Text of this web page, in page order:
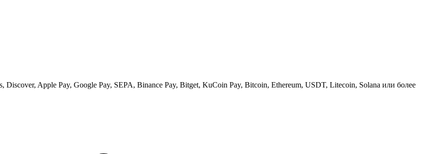
Apple Pay, Google Pay, SEPA, Binance Pay, Bitget, KuCoin Pay, Bitcoin, Ethereum, USDT, Litecoin, Solana или более